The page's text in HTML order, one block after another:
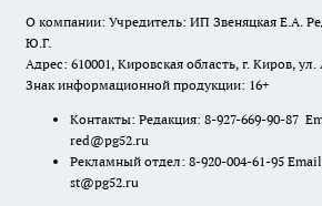
О компании: Учредитель: ИП Звеняцкая Е.А.
Ю.Г.
Адрес: 610001, Кировская область, г. Киров,
Знак информационной продукции: 16+
Контакты: Редакция: 8-927-669-90-87
red@pg52.ru
Рекламный отдел: 8-920-004-61-95
st@pg52.ru